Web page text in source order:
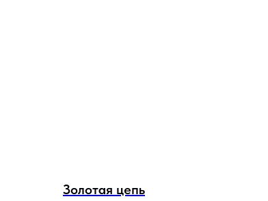
Золотая цепь